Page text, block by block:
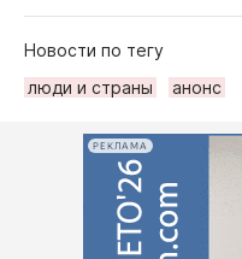
Новости по тегу
люди и страны
анонс
РЕКЛАМА